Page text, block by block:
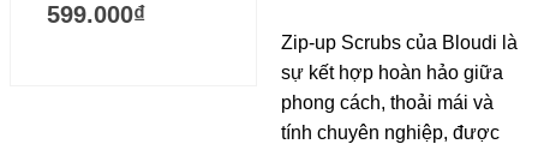
599.000₫
Zip-up Scrubs của Bloudi là
sự kết hợp hoàn hảo giữa
phong cách, thoải mái và
tính chuyên nghiệp, được